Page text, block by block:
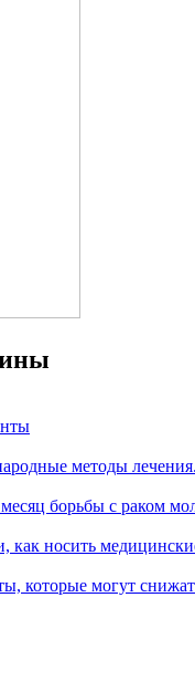
методы
борьбы с раком
как носить
которые могут